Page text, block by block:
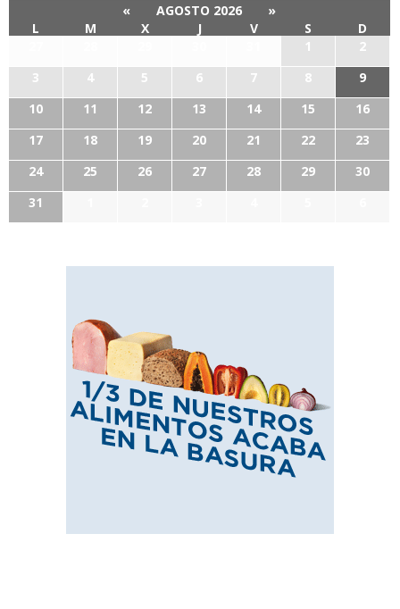
« AGOSTO 2026
»
L
M X J V S
D
1
2
3
4 5 6 7 8
9
10
11 12 13 14 15
16
17
18 19 20 21 22
23
24
25 26 27 28 29
30
31